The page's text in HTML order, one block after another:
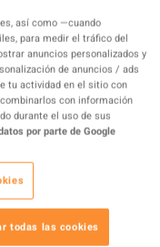
Pack
Key
son excelentes!
DE $2.74
así como —cuando
para medir el tráfico del
anuncios personalizados y
de anuncios / ads
tu actividad en el sitio con
con información
durante el uso de sus
por parte de Google
todas las cookies